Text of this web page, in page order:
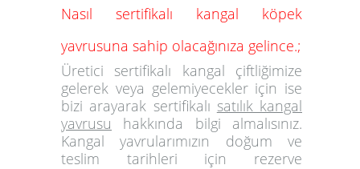
Nasıl sertifikalı kangal köpek
yavrusuna sahip olacağınıza gelince.;
Üretici sertifikalı kangal çiftliğimize
gelerek veya gelemiyecekler için ise
bizi arayarak sertifikalı satılık kangal
yavrusu hakkında bilgi almalısınız.
Kangal yavrularımızın doğum ve
teslim tarihleri için rezerve